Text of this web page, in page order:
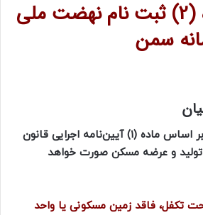
اطلاعیه شماره (2) ثبت نام نهضت ملی
سمن
احراز شرایط متقاضیان بر اساس ماده (1) آیین‌نامه اجرایی قانون
و عرضه مسکن صورت خواهد
تکفل، فاقد زمین مسکونی یا واحد